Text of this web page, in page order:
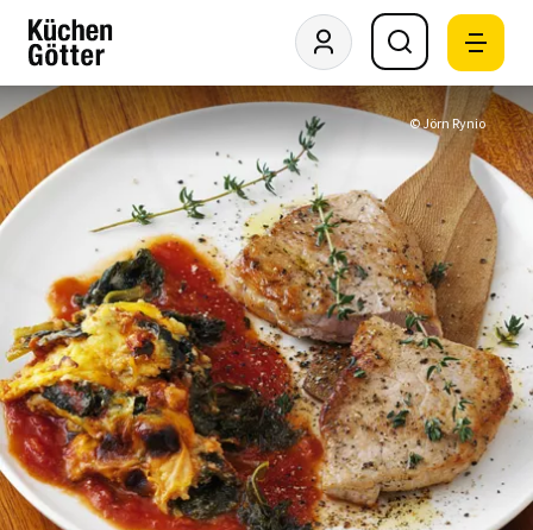
© Jörn Rynio